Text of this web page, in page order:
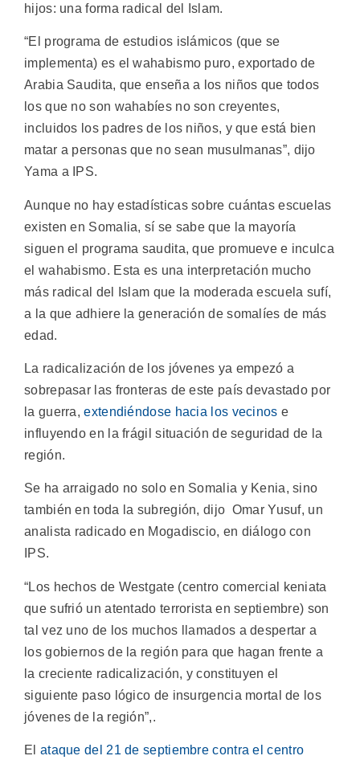
hijos: una forma radical del Islam.
“El programa de estudios islámicos (que se
implementa) es el wahabismo puro, exportado de
Arabia Saudita, que enseña a los niños que todos
los que no son wahabíes no son creyentes,
incluidos los padres de los niños, y que está bien
matar a personas que no sean musulmanas”, dijo
Yama a IPS.
Aunque no hay estadísticas sobre cuántas escuelas
existen en Somalia, sí se sabe que la mayoría
siguen el programa saudita, que promueve e inculca
el wahabismo. Esta es una interpretación mucho
más radical del Islam que la moderada escuela sufí,
a la que adhiere la generación de somalíes de más
edad.
La radicalización de los jóvenes ya empezó a
sobrepasar las fronteras de este país devastado por
la guerra,extendiéndose hacia los vecinos e
influyendo en la frágil situación de seguridad de la
región.
Se ha arraigado no solo en Somalia y Kenia, sino
también en toda la subregión, dijo Omar Yusuf, un
analista radicado en Mogadiscio, en diálogo con
IPS.
“Los hechos de Westgate (centro comercial keniata
que sufrió un atentado terrorista en septiembre) son
tal vez uno de los muchos llamados a despertar a
los gobiernos de la región para que hagan frente a
la creciente radicalización, y constituyen el
siguiente paso lógico de insurgencia mortal de los
jóvenes de la región”,.
El ataque del 21 de septiembre contra el centro